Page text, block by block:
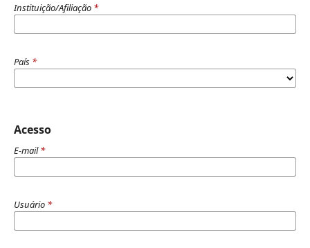
Instituição/Afiliação *
País *
Acesso
E-mail*
Usuário *